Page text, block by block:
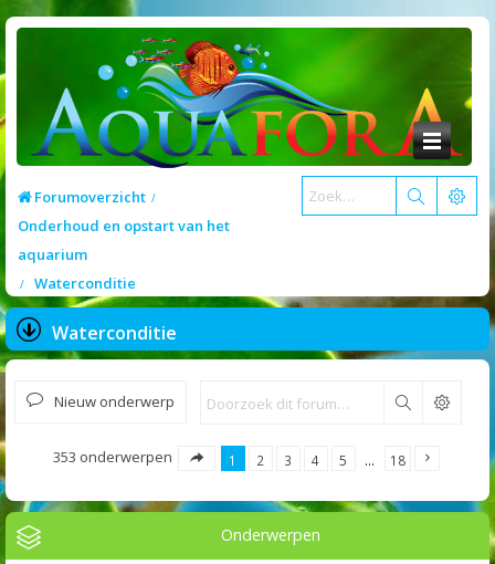
Forumoverzicht
Onderhoud en opstart van het
aquarium
Waterconditie
Waterconditie
Nieuw onderwerp Zoek
353 onderwerpen 1 2 3 4 5 … 18
Onderwerpen